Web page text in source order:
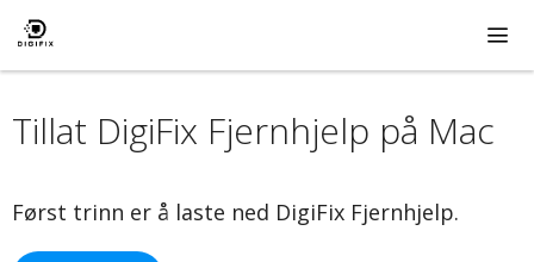
Hopp
til
innhold
Tillat DigiFix Fjernhjelp på Mac
Først trinn er å laste ned DigiFix Fjernhjelp.